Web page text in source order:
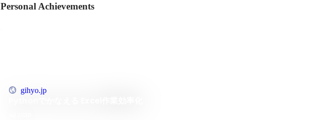
Personal Achievements
gihyo.jp